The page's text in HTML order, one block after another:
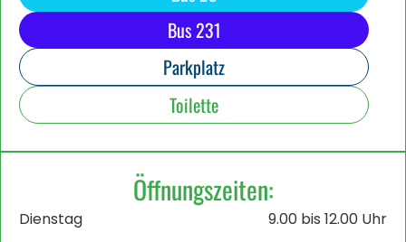
Bus 231
Parkplatz
Toilette
Öffnungszeiten:
Dienstag
9.00 bis 12.00 Uhr